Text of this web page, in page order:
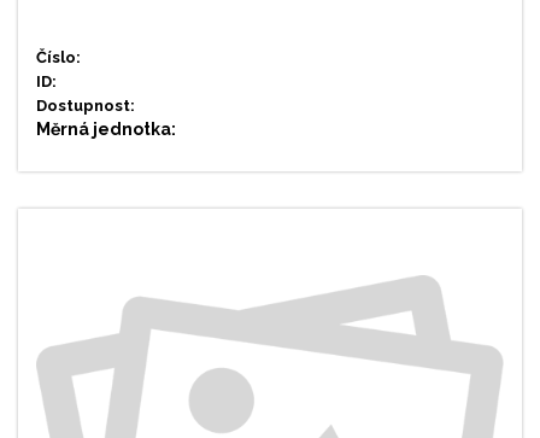
Číslo:
ID:
Dostupnost:
Měrná jednotka: